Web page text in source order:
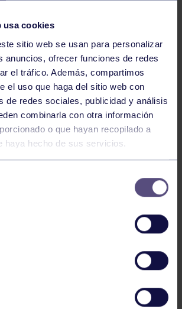
usa cookies
sitio web se usan para personalizar
anuncios, ofrecer funciones de redes
el tráfico. Además, compartimos
el uso que haga del sitio web con
de redes sociales, publicidad y análisis
combinarla con otra información
o que hayan recopilado a
haya hecho de sus servicios.
25 May 2026
CONVOCADO CON